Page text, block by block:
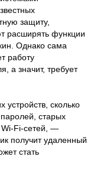
защиту,
расширять функции
Однако сама
работу
а значит, требует
устройств, сколько
старых
Fi-сетей, —
получит удаленный
стать